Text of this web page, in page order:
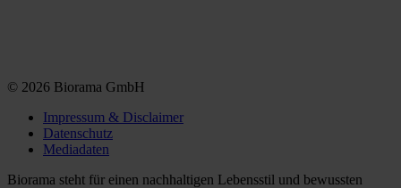
© 2026 Biorama GmbH
Impressum & Disclaimer
Datenschutz
Mediadaten
Biorama steht für einen nachhaltigen Lebensstil und bewussten